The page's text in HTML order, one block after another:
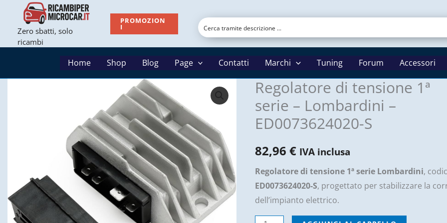
contenuto
Zero sbatti, solo
ricambi
PROMOZION
I
Home Shop Blog Page Contatti Marchi Tuning Forum Accessori
Regolatore di tensione 1ª
serie – Lombardini –
ED0073624020-S
82,96€ IVA inclusa
Regolatore di tensione 1ª serie Lombardini,
ED0073624020-S, progettato per stabilizzare la
dell’impianto elettrico.